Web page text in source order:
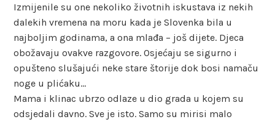
Izmijenile su one nekoliko životnih iskustava iz nekih
dalekih vremena na moru kada je Slovenka bila u
najboljim godinama, a ona mlađa – još dijete. Djeca
obožavaju ovakve razgovore. Osjećaju se sigurno i
opušteno slušajući neke stare štorije dok bosi namaču
noge u plićaku…
Mama i klinac ubrzo odlaze u dio grada u kojem su
odsjedali davno. Sve je isto. Samo su mirisi malo